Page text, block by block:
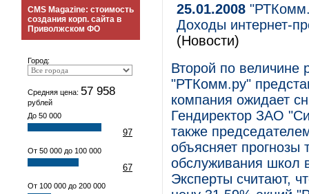
CMS Magazine: стоимость
создания корп. сайта в
Приволжском ФО
Город:
Средняя цена: 57 958
рублей
До 50 000
97
От 50 000 до 100 000
67
От 100 000 до 200 000
25.01.2008
Доходы интернет-
(Новости)
Второй по величине
"РТКомм.ру"
компания ожидает
Гендиректор ЗАО
также
объясняет
обслуживания школ
Эксперты считают,